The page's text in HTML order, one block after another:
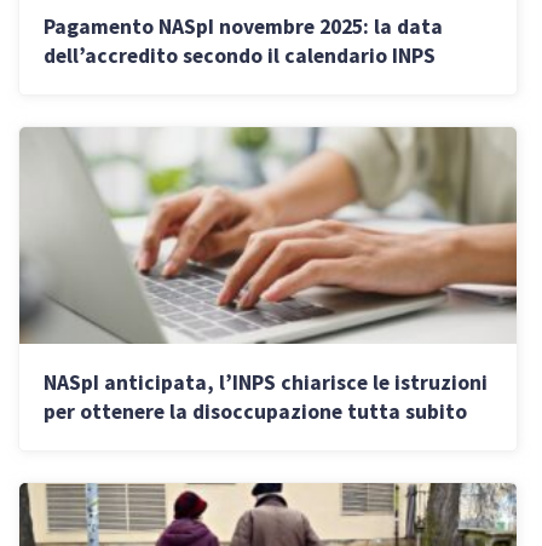
Pagamento NASpI novembre 2025: la data
dell’accredito secondo il calendario INPS
NASpI anticipata, l’INPS chiarisce le istruzioni
per ottenere la disoccupazione tutta subito